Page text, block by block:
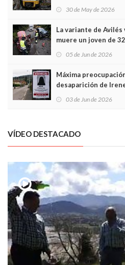
sobrecoste de los
30 de May de 2026
La variante de
muere un joven de
frontal
05 de Jun de 2026
Máxima
desaparición de
03 de Jun de 2026
VÍDEO DESTACADO